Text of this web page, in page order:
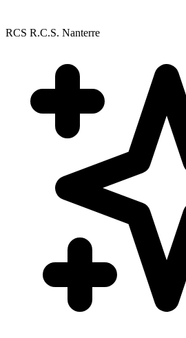
RCS R.C.S. Nanterre